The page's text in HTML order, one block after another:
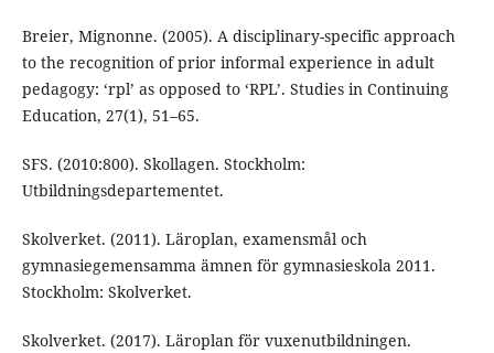
Breier, Mignonne. (2005). A disciplinary-specific approach
to the recognition of prior informal experience in adult
pedagogy: ‘rpl’ as opposed to ‘RPL’. Studies in Continuing
Education, 27(1), 51–65.
SFS. (2010:800). Skollagen. Stockholm:
Utbildningsdepartementet.
Skolverket. (2011). Läroplan, examensmål och
gymnasiegemensamma ämnen för gymnasieskola 2011.
Stockholm: Skolverket.
Skolverket. (2017). Läroplan för vuxenutbildningen.